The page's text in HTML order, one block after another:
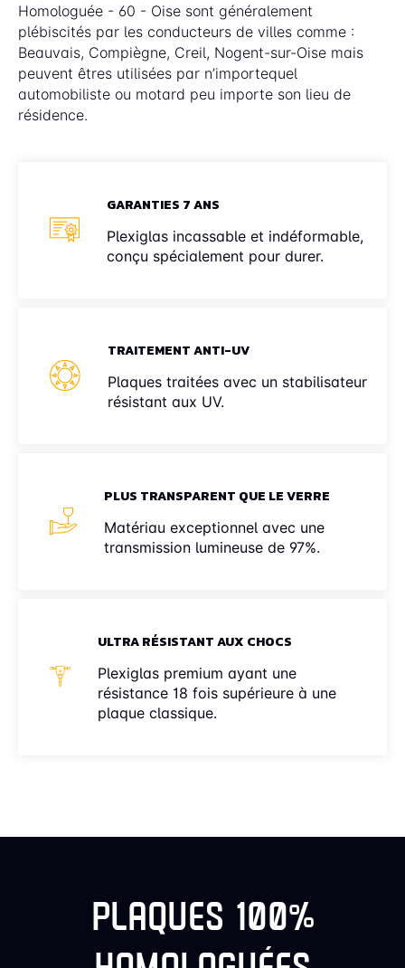
Homologuée - 60 - Oise sont généralement
plébiscités par les conducteurs de villes comme :
Beauvais, Compiègne, Creil, Nogent-sur-Oise mais
peuvent êtres utilisées par n’importequel
automobiliste ou motard peu importe son lieu de
résidence.
GARANTIES 7 ANS
Plexiglas incassable et indéformable,
conçu spécialement pour durer.
TRAITEMENT ANTI-UV
Plaques traitées avec un stabilisateur
résistant aux UV.
PLUS TRANSPARENT QUE LE VERRE
Matériau exceptionnel avec une
transmission lumineuse de 97%.
ULTRA RÉSISTANT AUX CHOCS
Plexiglas premium ayant une
résistance 18 fois supérieure à une
plaque classique.
PLAQUES 100%